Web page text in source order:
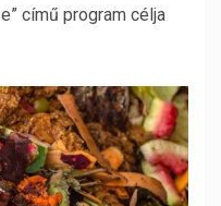
című program célja